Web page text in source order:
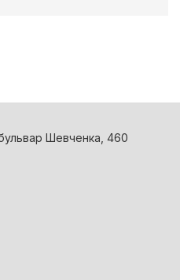
Шевченка, 460